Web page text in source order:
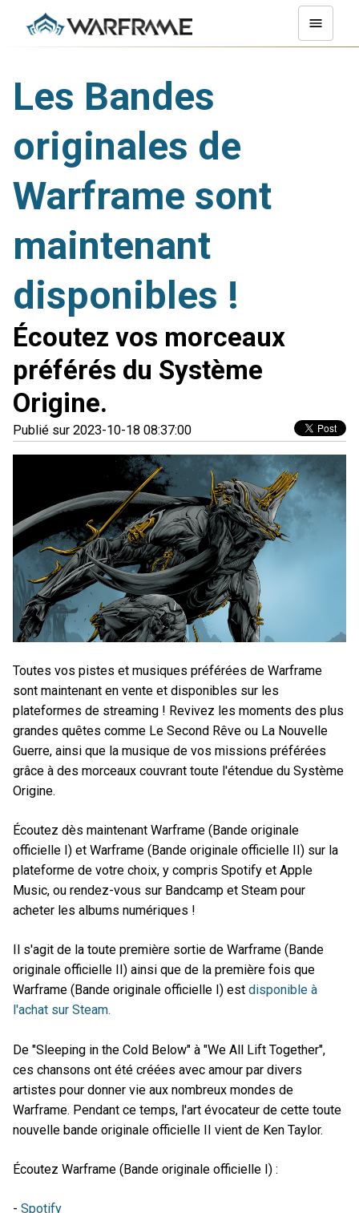
Les Bandes
originales de
Warframe sont
maintenant
disponibles !
Écoutez vos morceaux
préférés du Système
Origine.
Publié sur 2023-10-18 08:37:00
Toutes vos pistes et musiques préférées de Warframe
sont maintenant en vente et disponibles sur les
plateformes de streaming ! Revivez les moments des plus
grandes quêtes comme Le Second Rêve ou La Nouvelle
Guerre, ainsi que la musique de vos missions préférées
grâce à des morceaux couvrant toute l'étendue du Système
Origine.
Écoutez dès maintenant Warframe (Bande originale
officielle I) et Warframe (Bande originale officielle II) sur la
plateforme de votre choix, y compris Spotify et Apple
Music, ou rendez-vous sur Bandcamp et Steam pour
acheter les albums numériques !
Il s'agit de la toute première sortie de Warframe (Bande
originale officielle II) ainsi que de la première fois que
Warframe (Bande originale officielle I) est disponible à
l'achat sur Steam.
De "Sleeping in the Cold Below" à "We All Lift Together",
ces chansons ont été créées avec amour par divers
artistes pour donner vie aux nombreux mondes de
Warframe. Pendant ce temps, l'art évocateur de cette toute
nouvelle bande originale officielle II vient de Ken Taylor.
Écoutez Warframe (Bande originale officielle I) :
- Spotify